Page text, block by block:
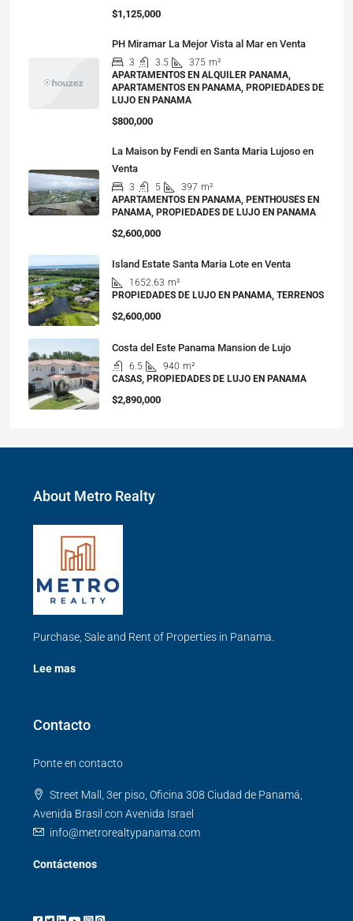
$1,125,000
PH Miramar La Mejor Vista al Mar en Venta
3 3.5 375 m²
APARTAMENTOS EN ALQUILER PANAMA,
APARTAMENTOS EN PANAMA, PROPIEDADES DE
LUJO EN PANAMA
$800,000
La Maison by Fendi en Santa Maria Lujoso en
Venta
3 5 397 m²
APARTAMENTOS EN PANAMA, PENTHOUSES EN
PANAMA, PROPIEDADES DE LUJO EN PANAMA
$2,600,000
Island Estate Santa Maria Lote en Venta
1652.63 m²
PROPIEDADES DE LUJO EN PANAMA, TERRENOS
$2,600,000
Costa del Este Panama Mansion de Lujo
6.5 940 m²
CASAS, PROPIEDADES DE LUJO EN PANAMA
$2,890,000
About Metro Realty
Purchase, Sale and Rent of Properties in Panama.
Lee mas
Contacto
Ponte en contacto
Street Mall, 3er piso, Oficina 308 Ciudad de Panamá,
Avenida Brasil con Avenida Israel
info@metrorealtypanama.com
Contáctenos